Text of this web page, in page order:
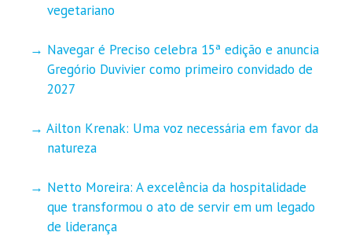
vegetariano
Navegar é Preciso celebra 15ª edição e anuncia
Gregório Duvivier como primeiro convidado de
2027
Ailton Krenak: Uma voz necessária em favor da
natureza
Netto Moreira: A excelência da hospitalidade
que transformou o ato de servir em um legado
de liderança